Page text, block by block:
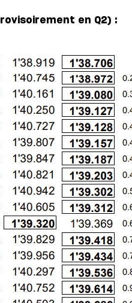
en Q2) :